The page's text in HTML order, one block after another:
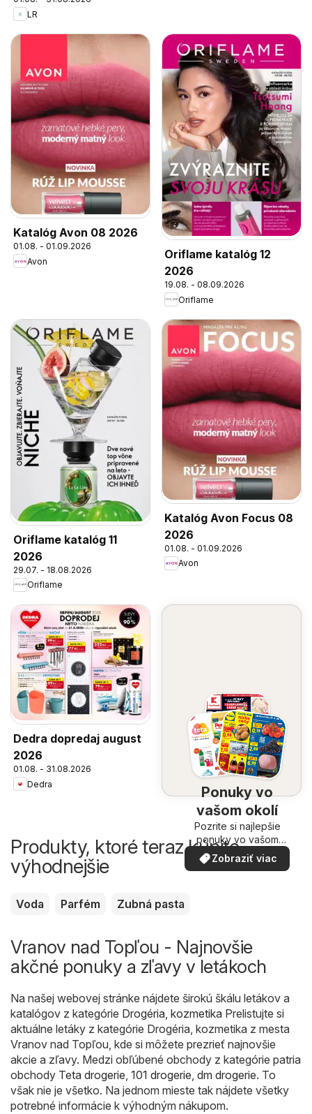
LR
Katalóg Avon 08 2026
01.08. - 01.09.2026
Avon
Oriflame katalóg 12
2026
19.08. - 08.09.2026
Oriflame
Oriflame katalóg 11
2026
29.07. - 18.08.2026
Oriflame
Katalóg Avon Focus 08
2026
01.08. - 01.09.2026
Avon
Dedra dopredaj august
2026
01.08. - 31.08.2026
Dedra
Ponuky vo
vašom okolí
Pozrite si najlepšie
ponuky vo vašom
okolí
Zobraziť viac
Produkty, ktoré teraz kúpite
výhodnejšie
Voda Parfém Zubná pasta
Vranov nad Topľou - Najnovšie
akčné ponuky a zľavy v letákoch
Na našej webovej stránke nájdete širokú škálu letákov a
katalógov z kategórie Drogéria, kozmetika Prelistujte si
aktuálne letáky z kategórie Drogéria, kozmetika z mesta
Vranov nad Topľou, kde si môžete prezrieť najnovšie
akcie a zľavy. Medzi obľúbené obchody z kategórie patria
obchody Teta drogerie, 101 drogerie, dm drogerie. To
však nie je všetko. Na jednom mieste tak nájdete všetky
potrebné informácie k výhodným nákupom.